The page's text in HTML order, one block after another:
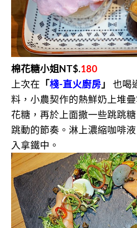
棉花糖小姐NT$.180
上次在 「棧-直火廚房」 也喝
料， 小農契作的熱鮮奶上堆
花糖，再於上面撒一些跳跳
跳動的節奏。 淋上濃縮咖啡
入拿鐵中。